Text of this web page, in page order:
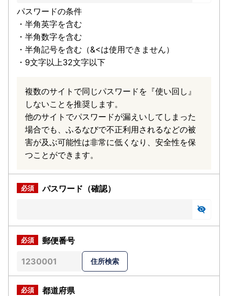
パスワードの条件
・半角英字を含む
・半角数字を含む
・半角記号を含む（&<は使用できません）
・9文字以上32文字以下
複数のサイトで同じパスワードを『使い回し』
しないことを推奨します。
他のサイトでパスワードが漏えいしてしまった
場合でも、ふるなびで不正利用されるなどの被
害が及ぶ可能性は非常に低くなり、安全性を保
つことができます。
パスワード（確認）
郵便番号
都道府県